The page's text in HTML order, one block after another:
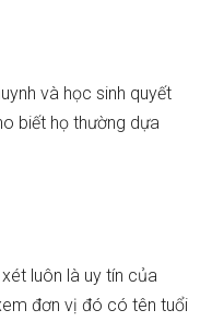
và học sinh quyết
biết họ thường dựa
luôn là uy tín của
đơn vị đó có tên tuổi